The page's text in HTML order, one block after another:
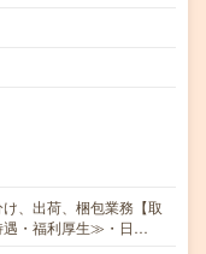
、出荷、梱包業務【取
遇・福利厚生≫・日…